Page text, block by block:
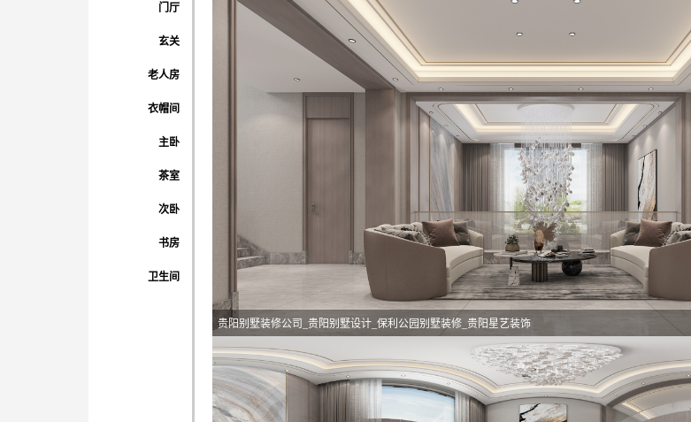
门厅
玄关
老人房
衣帽间
主卧
茶室
次卧
书房
卫生间
贵阳别墅装修公司_贵阳别墅设计_保利公园别墅装修_贵阳星艺装饰